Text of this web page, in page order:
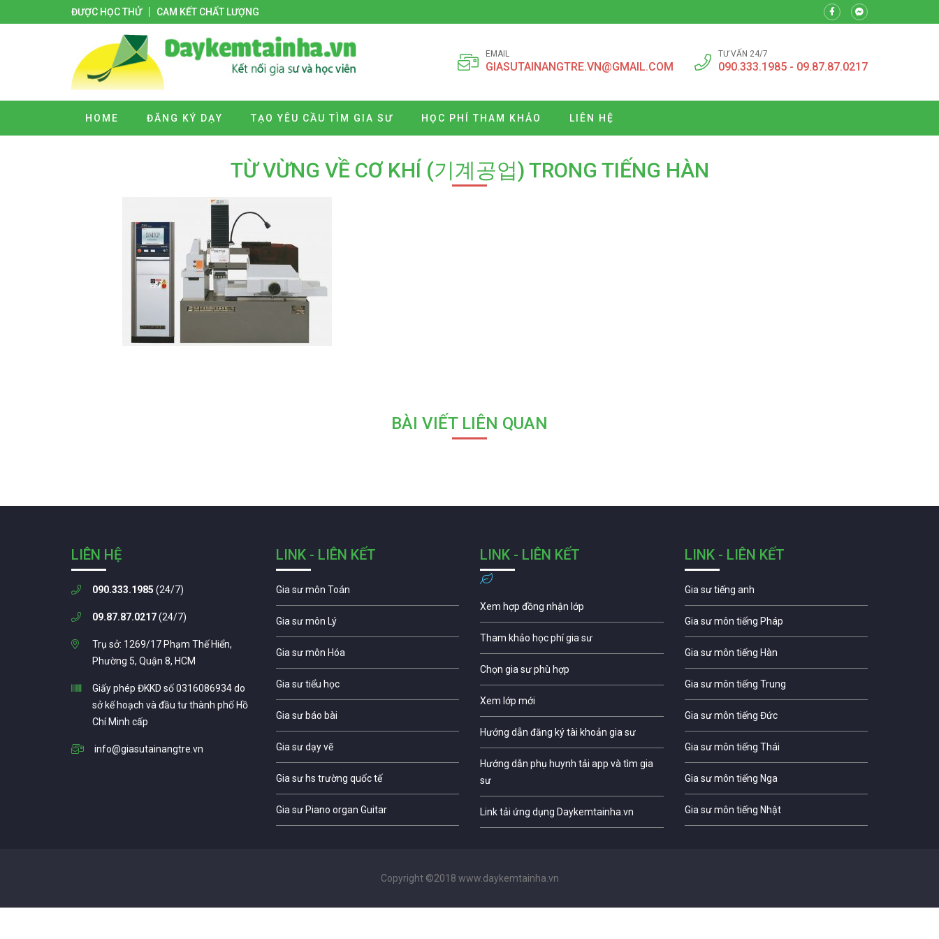
ĐƯỢC HỌC THỬ CAM KẾT CHẤT LƯỢNG
EMAIL
GIASUTAINANGTRE.VN@GMAIL.COM
TƯ VẤN 24/7
090.333.1985 - 09.87.87.0217
HOME ĐĂNG KÝ DẠY TẠO YÊU CẦU TÌM GIA SƯ HỌC PHÍ THAM KHẢO LIÊN HỆ
TỪ VỪNG VỀ CƠ KHÍ (기계공업) TRONG TIẾNG HÀN
BÀI VIẾT LIÊN QUAN
LIÊN HỆ
090.333.1985 (24/7)
09.87.87.0217(24/7)
Trụ sở: 1269/17 Phạm Thế Hiển,
Phường 5, Quận 8, HCM
Giấy phép ĐKKD số 0316086934 do
sở kế hoạch và đầu tư thành phố Hồ
Chí Minh cấp
info@giasutainangtre.vn
LINK - LIÊN KẾT
Gia sư môn Toán
Gia sư môn Lý
Gia sư môn Hóa
Gia sư tiểu học
Gia sư báo bài
Gia sư dạy vẽ
Gia sư hs trường quốc tế
Gia sư Piano organ Guitar
LINK - LIÊN KẾT
Xem hợp đồng nhận lớp
Tham khảo học phí gia sư
Chọn gia sư phù hợp
Xem lớp mới
Hướng dẫn đăng ký tài khoản gia sư
Hướng dẫn phụ huynh tải app và tìm gia
sư
Link tải ứng dụng Daykemtainha.vn
LINK - LIÊN KẾT
Gia sư tiếng anh
Gia sư môn tiếng Pháp
Gia sư môn tiếng Hàn
Gia sư môn tiếng Trung
Gia sư môn tiếng Đức
Gia sư môn tiếng Thái
Gia sư môn tiếng Nga
Gia sư môn tiếng Nhật
Copyright ©2018 www.daykemtainha.vn